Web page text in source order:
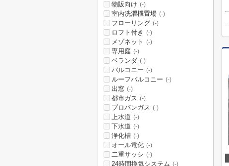
物販向け (-)
室内洗濯機置場 (-)
フローリング (-)
ロフト付き (-)
メゾネット (-)
専用庭 (-)
ベランダ (-)
バルコニー (-)
ルーフバルコニー (-)
出窓 (-)
都市ガス (-)
プロパンガス (-)
上水道 (-)
下水道 (-)
浄化槽 (-)
オール電化 (-)
二重サッシ (-)
24時間換気システム (-)